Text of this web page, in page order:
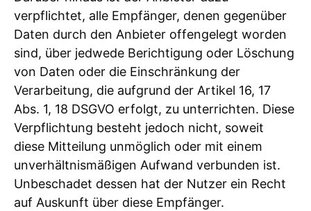
verpflichtet, alle Empfänger, denen gegenüber
Daten durch den Anbieter offengelegt worden
sind, über jedwede Berichtigung oder Löschung
von Daten oder die Einschränkung der
Verarbeitung, die aufgrund der Artikel 16, 17
Abs. 1, 18 DSGVO erfolgt, zu unterrichten. Diese
Verpflichtung besteht jedoch nicht, soweit
diese Mitteilung unmöglich oder mit einem
unverhältnismäßigen Aufwand verbunden ist.
Unbeschadet dessen hat der Nutzer ein Recht
auf Auskunft über diese Empfänger.